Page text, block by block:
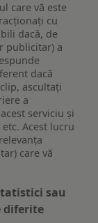
care vă este
cu
dacă, de
publicitar) a
dacă
ascultați
a
serviciu și
Acest lucru
care vă
sau
diferite